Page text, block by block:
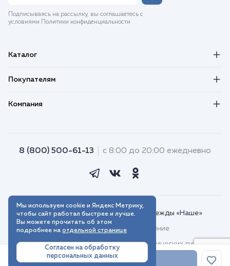
В корзину
Подписываясь на рассылку, вы соглашаетесь с
условиями Политики конфиденциальности
Каталог
Покупателям
Компания
8 (800) 500-61-13 с 8:00 до 20:00 ежедневно
© 2018–2026. Интернет-магазин одежды «Наше»
Пользовательское соглашение
Договор присоединения для юридических лиц
Политика обработки персональных данных
Мы используем cookie и Яндекс Метрику,
чтобы сайт работал быстрее и лучше.
Вы можете прочитать об этом
подробнее на отдельной странице
Согласен на обработку
персональных данных